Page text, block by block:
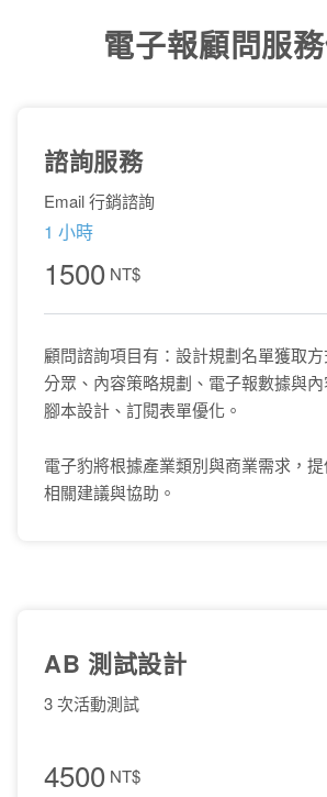
電子報顧問服
諮詢服務
Email 行銷諮詢
1 小時
1500 NT$
顧問諮詢項目有：設計規劃名單獲取
分眾、內容策略規劃、電子報數據與
腳本設計、訂閱表單優化。
電子豹將根據產業類別與商業需求，
相關建議與協助。
AB 測試設計
3 次活動測試
4500 NT$